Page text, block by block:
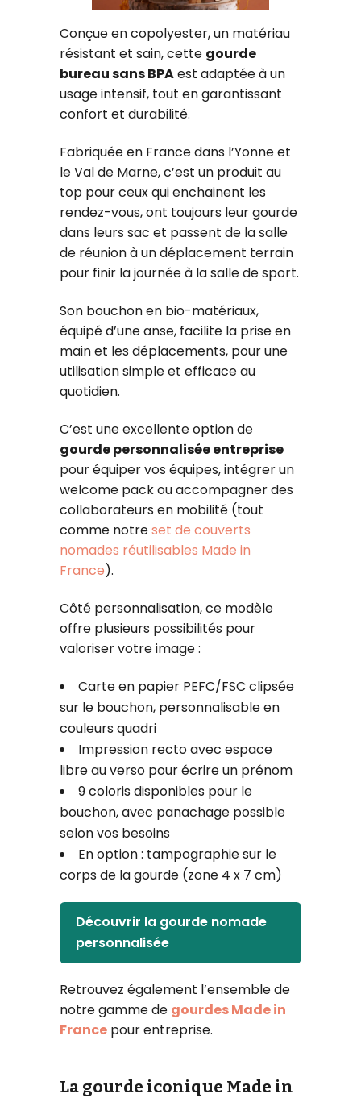
Conçue en copolyester, un matériau
résistant et sain, cette gourde
bureau sans BPAest adaptée à un
usage intensif, tout en garantissant
confort et durabilité.
Fabriquée en France dans l’Yonne et
le Val de Marne, c’est un produit au
top pour ceux qui enchainent les
rendez-vous, ont toujours leur gourde
dans leurs sac et passent de la salle
de réunion à un déplacement terrain
pour finir la journée à la salle de sport.
Son bouchon en bio-matériaux,
équipé d’une anse, facilite la prise en
main et les déplacements, pour une
utilisation simple et efficace au
quotidien.
C’est une excellente option de
gourde personnalisée entreprise
pour équiper vos équipes, intégrer un
welcome pack ou accompagner des
collaborateurs en mobilité (tout
comme notreset de couverts
nomades réutilisables Made in
France).
Côté personnalisation, ce modèle
offre plusieurs possibilités pour
valoriser votre image :
Carte en papier PEFC/FSC clipsée
sur le bouchon, personnalisable en
couleurs quadri
Impression recto avec espace
libre au verso pour écrire un prénom
9 coloris disponibles pour le
bouchon, avec panachage possible
selon vos besoins
En option : tampographie sur le
corps de la gourde (zone 4 x 7 cm)
Découvrir la gourde nomade
personnalisée
Retrouvez également l’ensemble de
notre gamme de gourdes Made in
France pour entreprise.
La gourde iconique Made in